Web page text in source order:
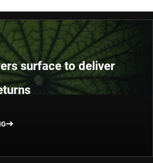
surface to deliver